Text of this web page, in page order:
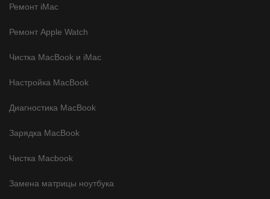
Ремонт iMac
Ремонт Apple Watch
Чистка MacBook и iMac
Настройка MacBook
Диагностика MacBook
Зарядка MacBook
Чистка Macbook
Замена матрицы ноутбука